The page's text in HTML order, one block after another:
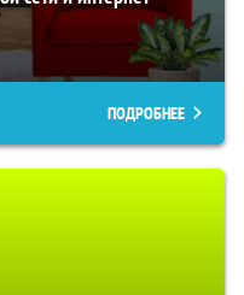
ПОДРОБНЕЕ